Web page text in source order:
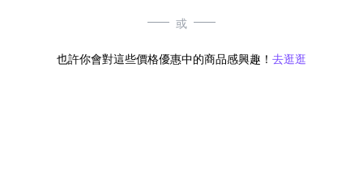
或
也許你會對這些價格優惠中的商品感興趣！ 去逛逛